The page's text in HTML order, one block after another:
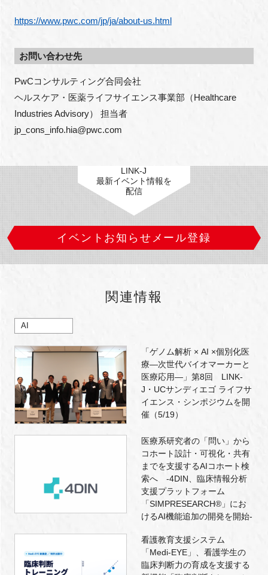
https://www.pwc.com/jp/ja/about-us.html
お問い合わせ先
PwCコンサルティング合同会社
ヘルスケア・医薬ライフサイエンス事業部（Healthcare
Industries Advisory） 担当者
jp_cons_info.hia@pwc.com
LINK-J
最新イベント情報を
配信
イベントお知らせメール登録
関連情報
AI
「ゲノム解析 × AI ×個別化医
療―次世代バイオマーカーと
医療応用―」第8回 LINK-
J・UCサンディエゴ ライフサ
イエンス・シンポジウムを開
催（5/19）
医療系研究者の「問い」から
コホート設計・可視化・共有
までを支援するAIコホート検
索へ -4DIN、臨床情報分析
支援プラットフォーム
「SIMPRESEARCH®」にお
けるAI機能追加の開発を開始-
看護教育支援システム
「Medi-EYE」、看護学生の
臨床判断力の育成を支援する